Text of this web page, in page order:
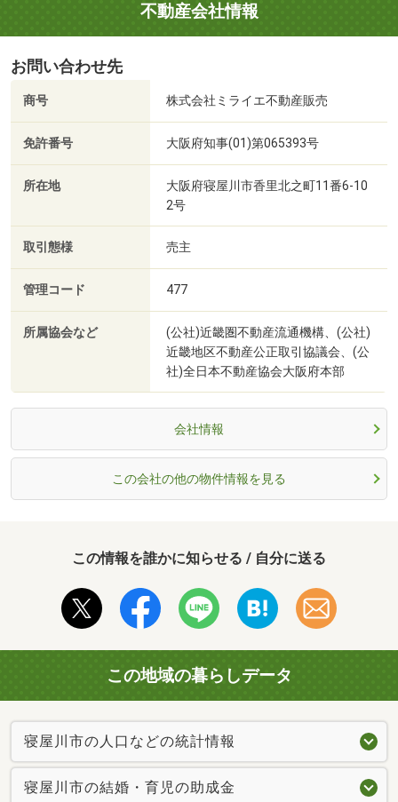
不動産会社情報
お問い合わせ先
商号 株式会社ミライエ不動産販売
免許番号 大阪府知事(01)第065393号
所在地
大阪府寝屋川市香里北之町11番6-10
2号
取引態様 売主
管理コード 477
所属協会など
(公社)近畿圏不動産流通機構、(公社)
近畿地区不動産公正取引協議会、(公
社)全日本不動産協会大阪府本部
会社情報
この会社の他の物件情報を見る
この情報を誰かに知らせる / 自分に送る
この地域の暮らしデータ
寝屋川市の人口などの統計情報
寝屋川市の結婚・育児の助成金